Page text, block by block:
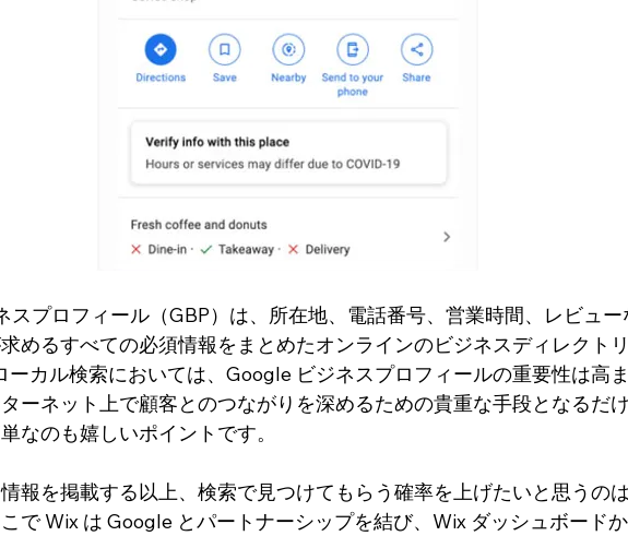
スプロフィール（GBP）は、所在地、電話番号、営業時間、レビュー
めるすべての必須情報をまとめたオンラインのビジネスディレクトリ
ーカル検索においては、Google ビジネスプロフィールの重要性は高
ーネット上で顧客とのつながりを深めるための貴重な手段となるだ
なのも嬉しいポイントです。
報を掲載する以上、検索で見つけてもらう確率を上げたいと思うの
で Wix は Google とパートナーシップを結び、Wix ダッシュボード